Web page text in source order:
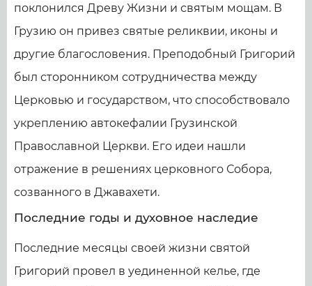
поклонился Древу Жизни и святым мощам. В
Грузию он привез святые реликвии, иконы и
другие благословения. Преподобный Григорий
был сторонником сотрудничества между
Церковью и государством, что способствовало
укреплению автокефалии Грузинской
Православной Церкви. Его идеи нашли
отражение в решениях церковного Собора,
созванного в Джавахети.
Последние годы и духовное наследие
Последние месяцы своей жизни святой
Григорий провел в уединенной келье, где